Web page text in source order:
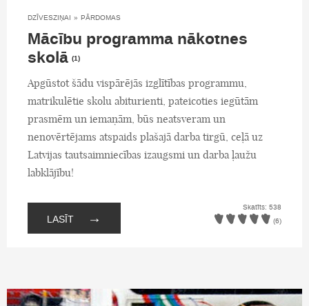
DZĪVESZIŅAI » PĀRDOMAS
Mācību programma nākotnes
skolā (1)
Apgūstot šādu vispārējās izglītības programmu,
matrikulētie skolu abiturienti, pateicoties iegūtām
prasmēm un iemaņām, būs neatsveram un
nenovērtējams atspaids plašajā darba tirgū, ceļā uz
Latvijas tautsaimniecības izaugsmi un darba ļaužu
labklājību!
LASĪT →
Skatīts: 538
(6)